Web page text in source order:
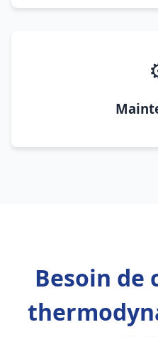
Besoin de